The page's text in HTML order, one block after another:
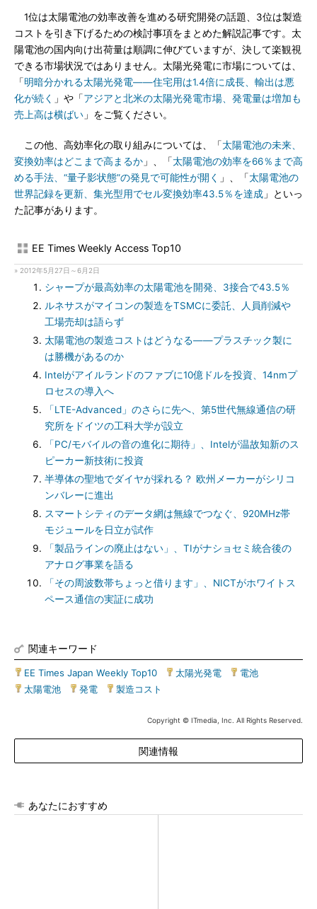
1位は太陽電池の効率改善を進める研究開発の話題、3位は製造
コストを引き下げるための検討事項をまとめた解説記事です。太
陽電池の国内向け出荷量は順調に伸びていますが、決して楽観視
できる市場状況ではありません。太陽光発電に市場については、
「明暗分かれる太陽光発電――住宅用は1.4倍に成長、輸出は悪
化が続く
」や「アジアと北米の太陽光発電市場、発電量は増加も
売上高は横ばい 」をご覧ください。
この他、高効率化の取り組みについては、「太陽電池の未来、
変換効率はどこまで高まるか 」、「太陽電池の効率を66％まで高
める手法、“量子影状態”の発見で可能性が開く
」、「太陽電池の
世界記録を更新、集光型用でセル変換効率43.5％を達成 」といっ
た記事があります。
EE Times Weekly Access Top10
» 2012年5月27日～6月2日
シャープが最高効率の太陽電池を開発、3接合で43.5％
ルネサスがマイコンの製造をTSMCに委託、人員削減や
工場売却は語らず
太陽電池の製造コストはどうなる――プラスチック製に
は勝機があるのか
Intelがアイルランドのファブに10億ドルを投資、14nmプ
ロセスの導入へ
「LTE-Advanced」のさらに先へ、第5世代無線通信の研
究所をドイツの工科大学が設立
「PC/モバイルの音の進化に期待」、Intelが温故知新のス
ピーカー新技術に投資
半導体の聖地でダイヤが採れる？ 欧州メーカーがシリコ
ンバレーに進出
スマートシティのデータ網は無線でつなぐ、920MHz帯
モジュールを日立が試作
「製品ラインの廃止はない」、TIがナショセミ統合後の
アナログ事業を語る
「その周波数帯ちょっと借ります」、NICTがホワイトス
ペース通信の実証に成功
関連キーワード
EE Times Japan Weekly Top10 太陽光発電 電池
太陽電池
発電 製造コスト
Copyright © ITmedia, Inc. All Rights Reserved.
関連情報
あなたにおすすめ